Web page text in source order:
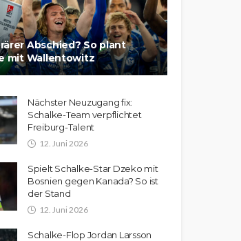
Abschied? So plant
mit Wallentowitz
Nächster Neuzugang fix:
Schalke-Team verpflichtet
Freiburg-Talent
12. Juni 2026
Spielt Schalke-Star Dzeko mit
Bosnien gegen Kanada? So ist
der Stand
12. Juni 2026
Schalke-Flop Jordan Larsson